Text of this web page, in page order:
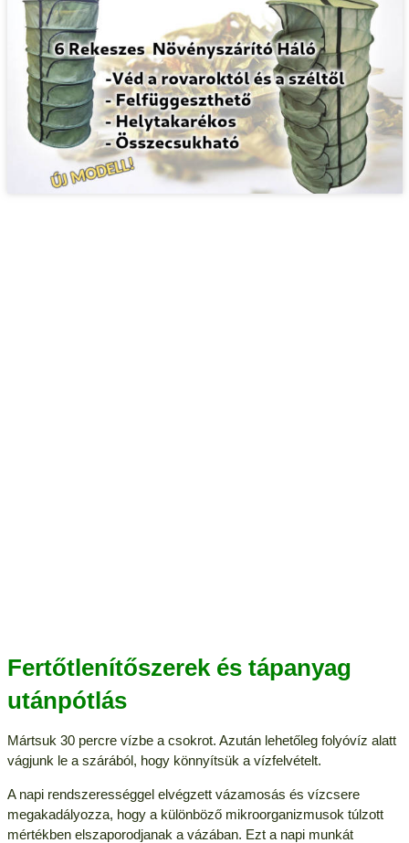
Fertőtlenítőszerek és tápanyag
utánpótlás
Mártsuk 30 percre vízbe a csokrot. Azután lehetőleg folyóvíz alatt
vágjunk le a szárából, hogy könnyítsük a vízfelvételt.
A napi rendszerességgel elvégzett vázamosás és vízcsere
megakadályozza, hogy a különböző mikroorganizmusok túlzott
mértékben elszaporodjanak a vázában. Ezt a napi munkát